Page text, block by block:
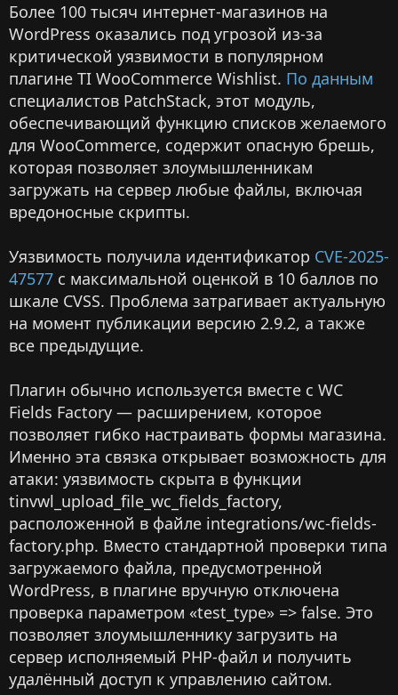
Более 100 тысяч интернет-магазинов на
WordPress оказались под угрозой из-за
критической уязвимости в популярном
плагине TI WooCommerce Wishlist. По данным
специалистов PatchStack, этот модуль,
обеспечивающий функцию списков желаемого
для WooCommerce, содержит опасную брешь,
которая позволяет злоумышленникам
загружать на сервер любые файлы, включая
вредоносные скрипты.
Уязвимость получила идентификатор CVE-2025-
47577 с максимальной оценкой в 10 баллов по
шкале CVSS. Проблема затрагивает актуальную
на момент публикации версию 2.9.2, а также
все предыдущие.
Плагин обычно используется вместе с WC
Fields Factory — расширением, которое
позволяет гибко настраивать формы магазина.
Именно эта связка открывает возможность для
атаки: уязвимость скрыта в функции
tinvwl_upload_file_wc_fields_factory,
расположенной в файле integrations/wc-fields-
factory.php. Вместо стандартной проверки типа
загружаемого файла, предусмотренной
WordPress, в плагине вручную отключена
проверка параметром «test_type» => false. Это
позволяет злоумышленнику загрузить на
сервер исполняемый PHP-файл и получить
удалённый доступ к управлению сайтом.